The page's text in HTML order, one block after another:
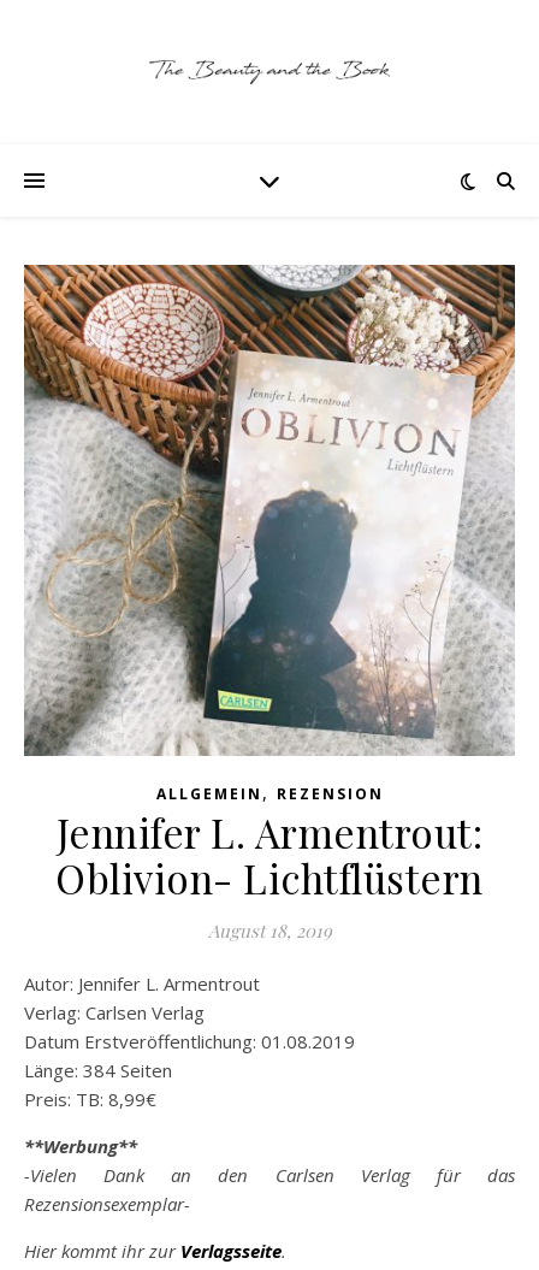
ALLGEMEIN , REZENSION
Jennifer L. Armentrout:
Oblivion- Lichtflüstern
August 18, 2019
Autor: Jennifer L. Armentrout
Verlag: Carlsen Verlag
Datum Erstveröffentlichung: 01.08.2019
Länge: 384 Seiten
Preis: TB: 8,99€
**Werbung**
-Vielen Dank an den Carlsen Verlag für das
Rezensionsexemplar-
Hier kommt ihr zur Verlagsseite.